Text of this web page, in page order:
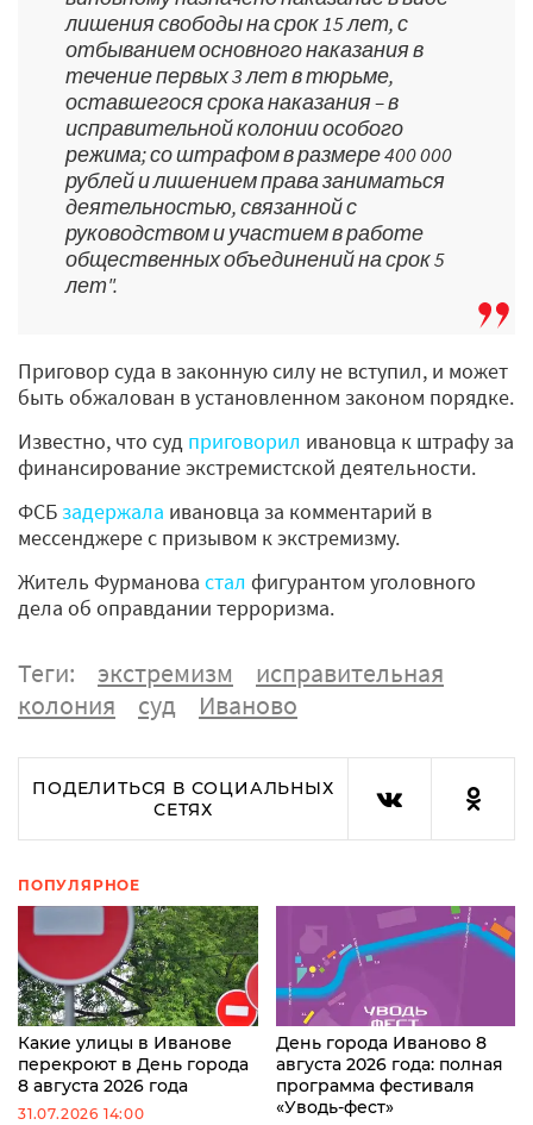
лишения свободы на срок 15 лет, с
отбыванием основного наказания в
течение первых 3 лет в тюрьме,
оставшегося срока наказания – в
исправительной колонии особого
режима; со штрафом в размере 400 000
рублей и лишением права заниматься
деятельностью, связанной с
руководством и участием в работе
общественных объединений на срок 5
лет".
Приговор суда в законную силу не вступил, и может
быть обжалован в установленном законом порядке.
Известно, что суд приговорил ивановца к штрафу за
финансирование экстремистской деятельности.
ФСБ задержала ивановца за комментарий в
мессенджере с призывом к экстремизму.
Житель Фурманова стал фигурантом уголовного
дела об оправдании терроризма.
Теги: экстремизм
исправительная
колония
суд Иваново
ПОДЕЛИТЬСЯ В СОЦИАЛЬНЫХ
СЕТЯХ
ПОПУЛЯРНОЕ
Какие улицы в Иванове
перекроют в День города
8 августа 2026 года
31.07.2026 14:00
День города Иваново 8
августа 2026 года: полная
программа фестиваля
«Уводь-фест»